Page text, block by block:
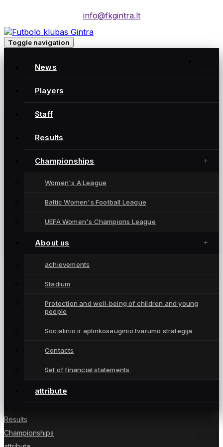
info@fkgintra.lt
Toggle navigation
News
Players
Staff
Results
Championships
Women's A League
Baltic Women's Football League
UEFA Women's Champions League
About us
achievements
Stadium
Protection and well-being of children and young
people
Socialinio ir aplinkosauginio tvarumo strategija
Contacts
Set of financial statements
attribute
Posts
Home
Gintra naujienos
Vartininkė L. Tuomi palieka komandą
February 18, 2025
Moterų futbolo klubas „Gintra“ – daugkartinės
Lietuvos čempionės iš Šiaulių, atstovaujančios
NUORODOS
Results
Championships